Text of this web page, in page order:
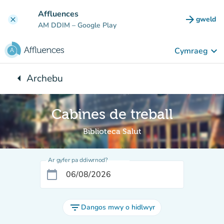
clear Affluences
AM DDIM – Google Play arrow_forward gweld
(tab
Cymraeg keyboard_arrow_down
arrow_leftYn ôl i:
Archebu
Cabines de treball
Biblioteca Salut
Ar gyfer pa ddiwrnod?
calendar_today
filter_list Dangos mwy o hidlwyr